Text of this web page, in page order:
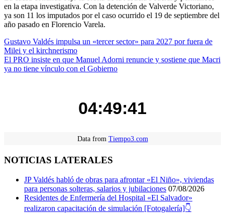
en la etapa investigativa. Con la detención de Valverde Victoriano,
ya son 11 los imputados por el caso ocurrido el 19 de septiembre del
año pasado en Florencio Varela.
Navegación
de
entradas
Gustavo Valdés impulsa un «tercer sector» para 2027 por fuera de
Milei y el kirchnerismo
El PRO insiste en que Manuel Adorni renuncie y sostiene que Macri
ya no tiene vínculo con el Gobierno
04:49:41
Data from Tiempo3.com
NOTICIAS LATERALES
JP Valdés habló de obras para afrontar «El Niño», viviendas
para personas solteras, salarios y jubilaciones 07/08/2026
Residentes de Enfermería del Hospital «El Salvador»
realizaron capacitación de simulación [Fotogalería]👇